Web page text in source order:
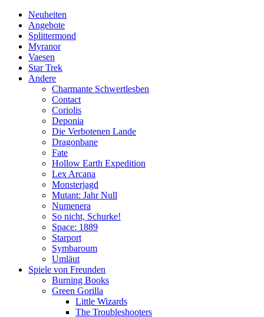
Neuheiten
Angebote
Splittermond
Myranor
Vaesen
Star Trek
Andere
Charmante Schwertlesben
Contact
Coriolis
Deponia
Die Verbotenen Lande
Dragonbane
Fate
Hollow Earth Expedition
Lex Arcana
Monsterjagd
Mutant: Jahr Null
Numenera
So nicht, Schurke!
Space: 1889
Starport
Symbaroum
Umläut
Spiele von Freunden
Burning Books
Green Gorilla
Little Wizards
The Troubleshooters